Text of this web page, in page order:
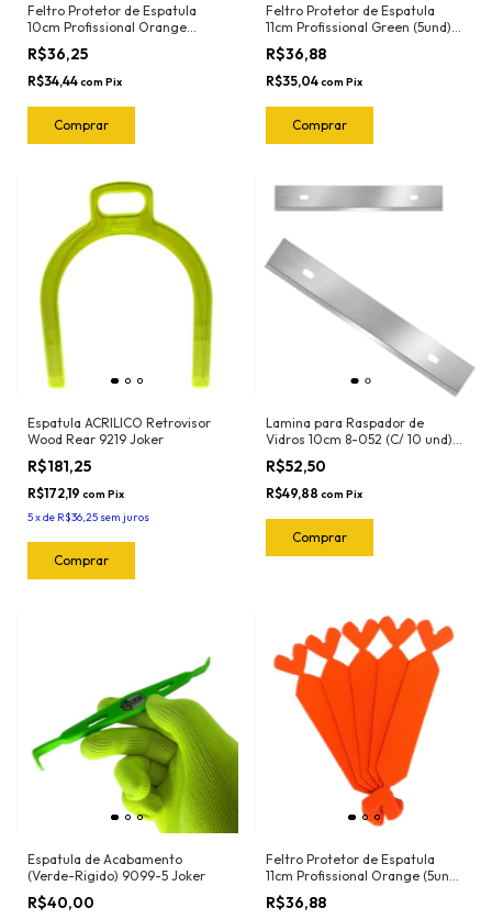
Feltro Protetor de Espatula
10cm Profissional Orange
(5und) 1020.O Joker
R$36,25
R$34,44com Pix
Feltro Protetor de Espatula
11cm Profissional Green (5und)
1018.G Joker
R$36,88
R$35,04com Pix
Espatula ACRILICO Retrovisor
Wood Rear 9219 Joker
R$181,25
R$172,19 com Pix
5xde R$36,25 sem juros
Lamina para Raspador de
Vidros 10cm 8-052 (C/ 10 und)
Exfak (Para o Raspador 15-056
Exfak)
R$52,50
R$49,88 com Pix
Espatula de Acabamento
(Verde-Rigido) 9099-5 Joker
R$40,00
Feltro Protetor de Espatula
11cm Profissional Orange (5und)
1018.O Joker
R$36,88